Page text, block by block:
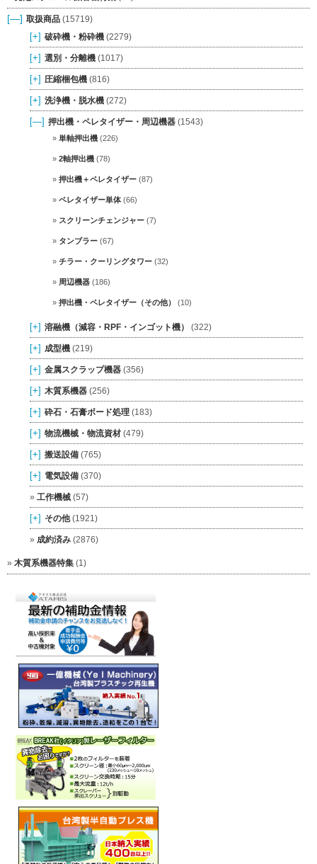
[—] 取扱商品 (15719)
[+] 破砕機・粉砕機 (2279)
[+] 選別・分離機 (1017)
[+] 圧縮梱包機 (816)
[+] 洗浄機・脱水機 (272)
[—] 押出機・ペレタイザー・周辺機器 (1543)
単軸押出機 (226)
2軸押出機 (78)
押出機＋ペレタイザー (87)
ペレタイザー単体 (66)
スクリーンチェンジャー (7)
タンブラー (67)
チラー・クーリングタワー (32)
周辺機器 (186)
押出機・ペレタイザー（その他） (10)
[+] 溶融機（減容・RPF・インゴット機） (322)
[+] 成型機 (219)
[+] 金属スクラップ機器 (356)
[+] 木質系機器 (256)
[+] 砕石・石膏ボード処理 (183)
[+] 物流機械・物流資材 (479)
[+] 搬送設備 (765)
[+] 電気設備 (370)
工作機械 (57)
[+] その他(1921)
成約済み (2876)
木質系機器特集 (1)